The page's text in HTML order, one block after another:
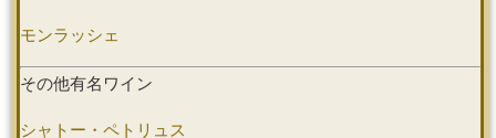
モンラッシェ
その他有名ワイン
シャトー・ペトリュス